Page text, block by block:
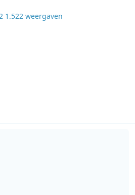
1.522 weergaven